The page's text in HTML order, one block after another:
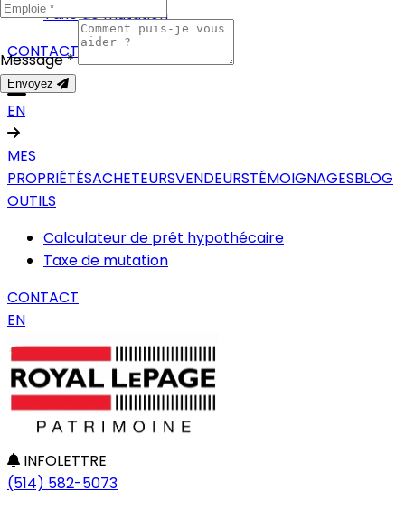
Taxe de mutation
CONTACT
EN
MES
PROPRIÉTÉSACHETEURSVENDEURSTÉMOIGNAGESBLOG
OUTILS
Calculateur de prêt hypothécaire
Taxe de mutation
CONTACT
EN
INFOLETTRE
(514) 582-5073
Message *
Envoyez